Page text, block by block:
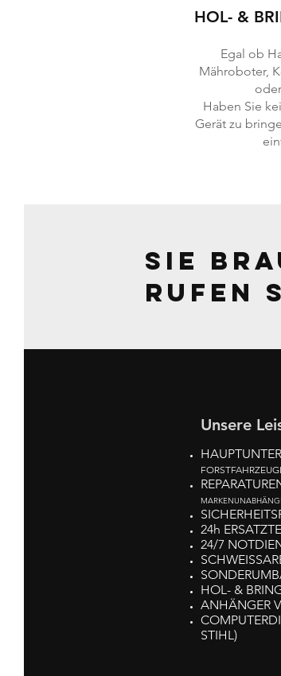
HOL- &
Egal ob
Mähroboter,
Haben Sie
Gerät zu
Sie
Rufen
Unsere
24h
24/7
HOL- &
ANHÄNGER
STIHL)